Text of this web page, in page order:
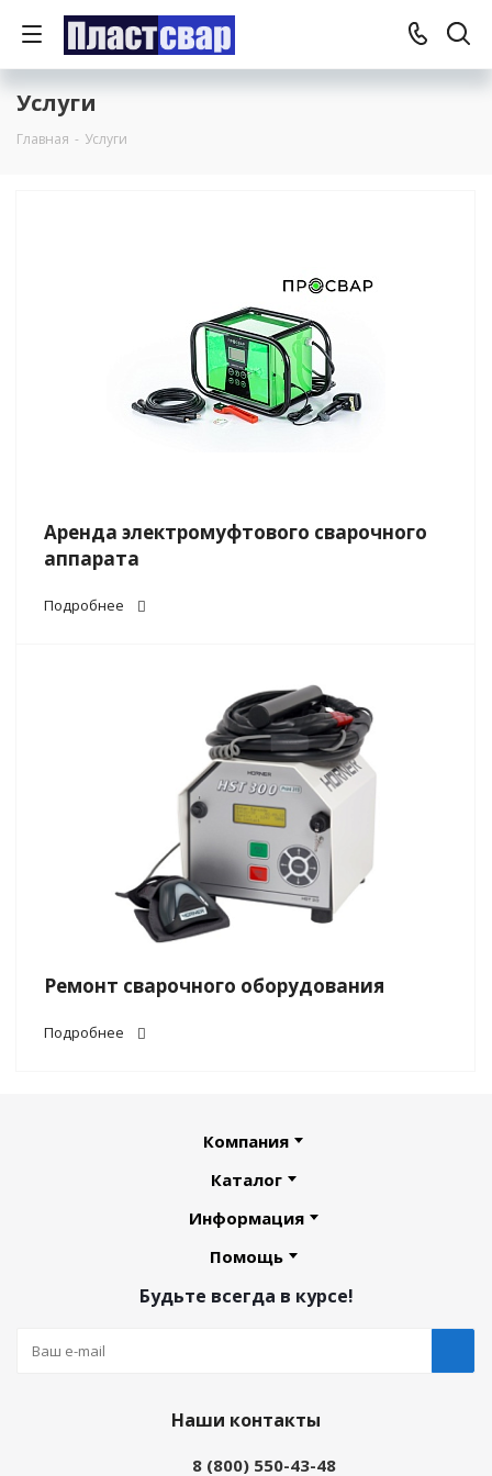
Услуги
Главная - Услуги
Аренда электромуфтового сварочного
аппарата
Подробнее
Ремонт сварочного оборудования
Подробнее
Компания
Каталог
Информация
Помощь
Будьте всегда в курсе!
Наши контакты
8 (800) 550-43-48